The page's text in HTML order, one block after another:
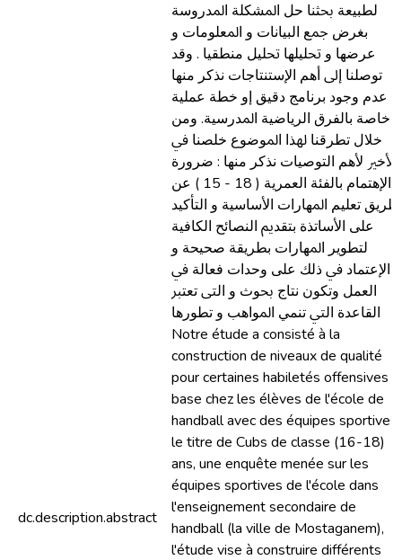
dc.description.abstract
ﻟﻄﺒﻴﻌﺔ ﲝﺜﻨﺎ ﺣﻞ اﳌﺸﻜﻠﺔ اﳌﺪروﺳﺔ
ﺑﻐﺮض ﲨﻊ اﻟﺒﻴﺎﻧﺎت و اﳌﻌﻠﻮﻣﺎت و
ﻋﺮﺿﻬﺎ و ﲢﻠﻴﻠﻬﺎ ﲢﻠﻴﻞ ﻣﻨﻄﻘﻴﺎ . وﻗﺪ
ﺗﻮﺻﻠﻨﺎ إﱃ أﻫﻢ اﻹﺳﺘﻨﺘﺎﺟﺎت ﻧﺬﻛﺮ ﻣﻨﻬﺎ
ﻋﺪم وﺟﻮد ﺑﺮﻧﺎﻣﺞ دﻗﻴﻖ إو ﺧﻄﺔ ﻋﻤﻠﻴﺔ
ﺧﺎﺻﺔ ﺑﺎﻟﻔﺮق اﻟﺮﻳﺎﺿﻴﺔ اﳌﺪرﺳﻴﺔ. وﻣﻦ
ﺧﻼل ﺗﻄﺮﻗﻨﺎ ﳍﺬا اﳌﻮﺿﻮع ﺧﻠﺼﻨﺎ ﰲ
اﻷﺧﲑ ﻷﻫﻢ اﻟﺘﻮﺻﻴﺎت ﻧﺬﻛﺮ ﻣﻨﻬﺎ : ﺿﺮورة
اﻹﻫﺘﻤﺎم ﺑﺎﻟﻔﺌﺔ اﻟﻌﻤﺮﻳﺔ ( 18 - 15 ) ﻋﻦ
ﻃﺮﻳﻖ ﺗﻌﻠﻴﻢ اﳌﻬﺎرات اﻷﺳﺎﺳﻴﺔ و اﻟﺘﺄﻛﻴﺪ
ﻋﻠﻰ اﻷﺳﺎﺗﺬة ﺑﺘﻘﺪﱘ اﻟﻨﺼﺎﺋﺢ اﻟﻜﺎﻓﻴﺔ
ﻟﺘﻄﻮﻳﺮ اﳌﻬﺎرات ﺑﻄﺮﻳﻘﺔ ﺻﺤﻴﺤﺔ و
اﻹﻋﺘﻤﺎد ﰲ ذﻟﻚ ﻋﻠﻰ وﺣﺪات ﻓﻌﺎﻟﺔ ﰲ
اﻟﻌﻤﻞ وﺗﻜﻮن ﻧﺘﺎج ﲝﻮث و اﻟﱴ ﺗﻌﺘﱪ
اﻟﻘﺎﻋﺪة اﻟﱵ ﺗﻨﻤﻲ اﳌﻮاﻫﺐ و ﺗﻄﻮرﻫﺎ
Notre étude a consisté à la
construction de niveaux de qualité
pour certaines habiletés offensives
base chez les élèves de l'école de
handball avec des équipes
le titre de Cubs de classe (16-18)
ans, une enquête menée sur les
équipes sportives de l'école dans
l'enseignement secondaire de
handball (la ville de Mostaganem),
l'étude vise à construire différents